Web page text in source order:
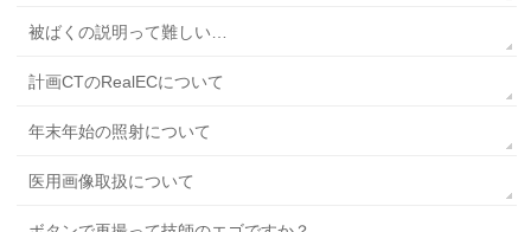
被ばくの説明って難しい…
計画CTのRealECについて
年末年始の照射について
医用画像取扱について